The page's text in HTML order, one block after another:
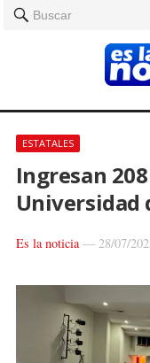
Buscar
ESTATALES
Ingresan
Universidad
Es la noticia— 28/07/